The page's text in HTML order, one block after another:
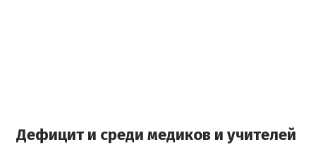
Дефицит и среди медиков и учителей